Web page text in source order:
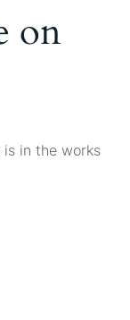
on
in the works